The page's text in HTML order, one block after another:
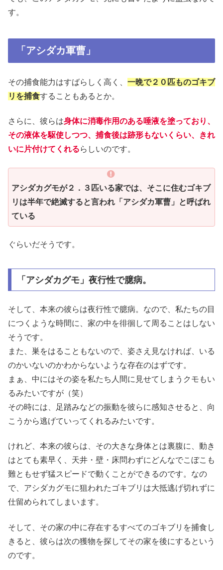
す。
「アシダカ軍曹」
その捕食能力はすばらしく高く、 一晩で２０匹ものゴキブ
リを捕食することもあるとか。
さらに、彼らは身体に消毒作用のある唾液を塗っており、
その液体を駆使しつつ、捕食後は跡形もないくらい、きれ
いに片付けてくれるらしいのです。
アシダカグモが２．３匹いる家では、そこに住むゴキブ
リは半年で絶滅すると言われ「アシダカ軍曹」と呼ばれ
ている
ぐらいだそうです。
「アシダカグモ」夜行性で臆病。
そして、本来の彼らは夜行性で臆病。なので、私たちの目
につくような時間に、家の中を徘徊して周ることはしない
そうです。
また、巣をはることもないので、姿さえ見なければ、いる
のかいないのかわからないような存在のはずです。
まぁ、中にはその姿を私たち人間に見せてしまうクモもい
るみたいですが（笑）
その時には、足踏みなどの振動を彼らに感知させると、向
こうから逃げていってくれるみたいです。
けれど、本来の彼らは、その大きな身体とは裏腹に、動き
はとても素早く、天井・壁・床問わずにどんなでこぼこも
難ともせず猛スピードで動くことができるのです。なの
で、アシダカグモに狙われたゴキブリは大抵逃げ切れずに
仕留められてしまいます。
そして、その家の中に存在するすべてのゴキブリを捕食し
きると、彼らは次の獲物を探してその家を後にするという
のです。